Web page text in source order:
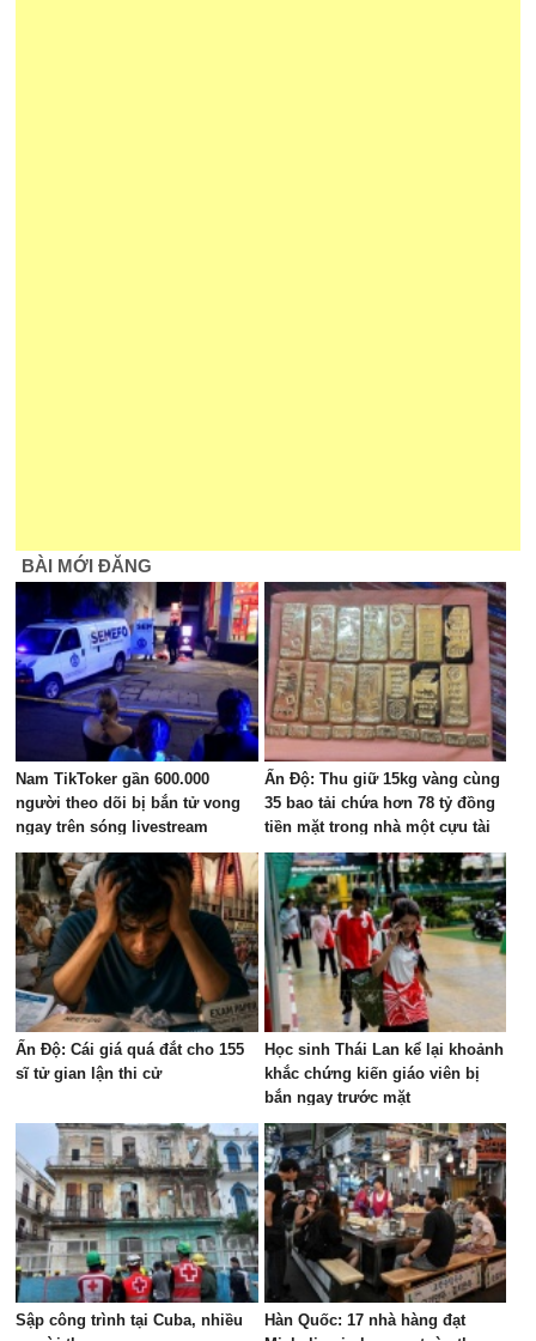
BÀI MỚI ĐĂNG
Nam TikToker gần 600.000
người theo dõi bị bắn tử vong
ngay trên sóng livestream
Ấn Độ: Thu giữ 15kg vàng cùng
35 bao tải chứa hơn 78 tỷ đồng
tiền mặt trong nhà một cựu tài
xế xe buýt
Ấn Độ: Cái giá quá đắt cho 155
sĩ tử gian lận thi cử
Học sinh Thái Lan kể lại khoảnh
khắc chứng kiến giáo viên bị
bắn ngay trước mặt
Sập công trình tại Cuba, nhiều
Hàn Quốc: 17 nhà hàng đạt